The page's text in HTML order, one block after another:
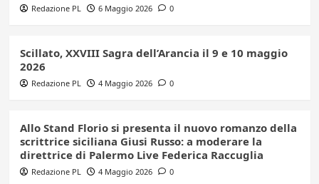
Redazione PL 6 Maggio 2026 0
Scillato, XXVIII Sagra dell’Arancia il 9 e 10 maggio
2026
Redazione PL 4 Maggio 2026 0
Allo Stand Florio si presenta il nuovo romanzo della
scrittrice siciliana Giusi Russo: a moderare la
direttrice di Palermo Live Federica Raccuglia
Redazione PL 4 Maggio 2026 0